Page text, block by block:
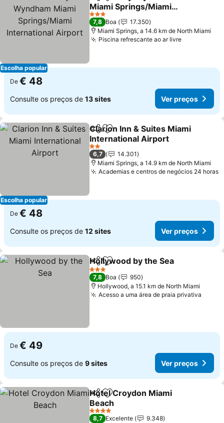
Escolha popular
Miami Springs/Miami
International Airport
Ver preços
3 Estrelas
7,8 Boa
17.350
Miami Springs, a 14.6 km de North Miami
Piscina refrescante ao ar livreVer preços
De € 48
Consulte os preços de 13 sites Ver preços
Escolha popular
PartilharAdicionar aos favoritos
Clarion Inn & Suites Miami
International Airport
Ver preços
2 Estrelas
6,7
14.301
Miami Springs, a 14.9 km de North Miami
Academias e centros de negócios 24 horas
De € 48
Consulte os preços de 12 sites Ver preços
PartilharAdicionar aos favoritos
Hollywood by the Sea
3 Estrelas
7,8 Boa
950
Hollywood, a 15.1 km de North Miami
Acesso a uma área de praia privativa
De € 49
Consulte os preços de 9 sites Ver preços
PartilharAdicionar aos favoritos
Hotel Croydon Miami
Beach
Ver preços
4 Estrelas
8,7 Excelente
9.348